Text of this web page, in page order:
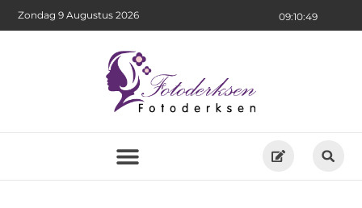
09:10:51
Zondag 9 Augustus 2026